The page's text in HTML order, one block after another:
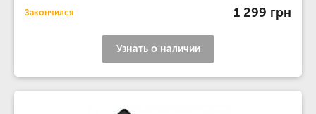
Закончился 1 299 грн
Узнать о наличии